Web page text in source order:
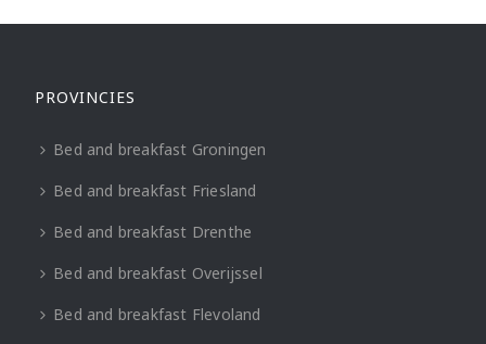
PROVINCIES
Bed and breakfast Groningen
Bed and breakfast Friesland
Bed and breakfast Drenthe
Bed and breakfast Overijssel
Bed and breakfast Flevoland